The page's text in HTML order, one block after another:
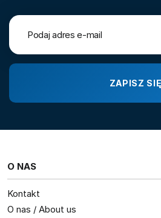
O NAS
Kontakt
O nas / About us